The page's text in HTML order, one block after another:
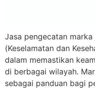
Jasa pengecatan
(Keselamatan dan
dalam memastikan
di berbagai wilayah.
sebagai panduan bagi